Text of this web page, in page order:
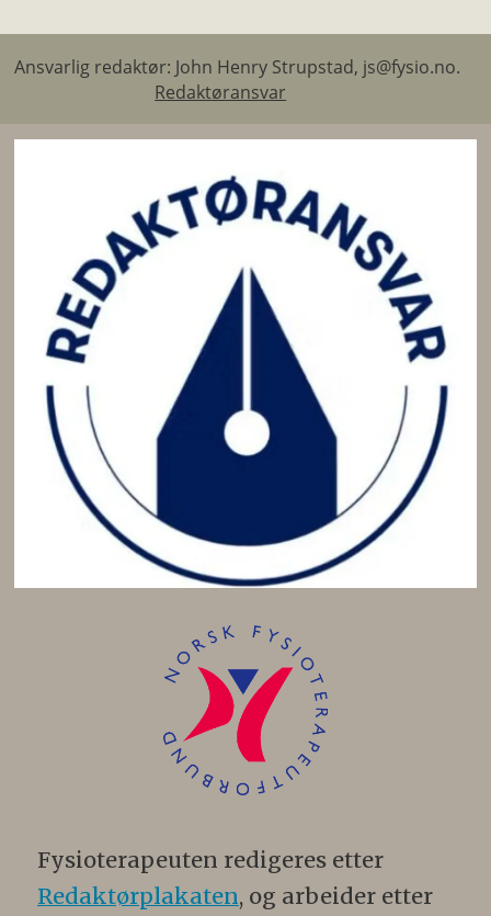
Ansvarlig redaktør: John Henry Strupstad, js@fysio.no.
Redaktøransvar
Fysioterapeuten redigeres etter
Redaktørplakaten, og arbeider etter